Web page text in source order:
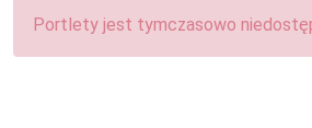
Portlety jest tymczasowo